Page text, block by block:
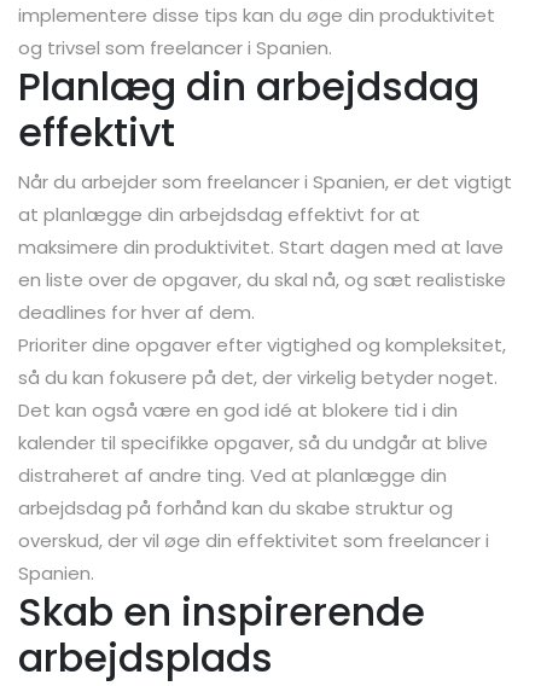
implementere disse tips kan du øge din produktivitet
og trivsel som freelancer i Spanien.
Planlæg din arbejdsdag
effektivt
Når du arbejder som freelancer i Spanien, er det vigtigt
at planlægge din arbejdsdag effektivt for at
maksimere din produktivitet. Start dagen med at lave
en liste over de opgaver, du skal nå, og sæt realistiske
deadlines for hver af dem.
Prioriter dine opgaver efter vigtighed og kompleksitet,
så du kan fokusere på det, der virkelig betyder noget.
Det kan også være en god idé at blokere tid i din
kalender til specifikke opgaver, så du undgår at blive
distraheret af andre ting. Ved at planlægge din
arbejdsdag på forhånd kan du skabe struktur og
overskud, der vil øge din effektivitet som freelancer i
Spanien.
Skab en inspirerende
arbejdsplads